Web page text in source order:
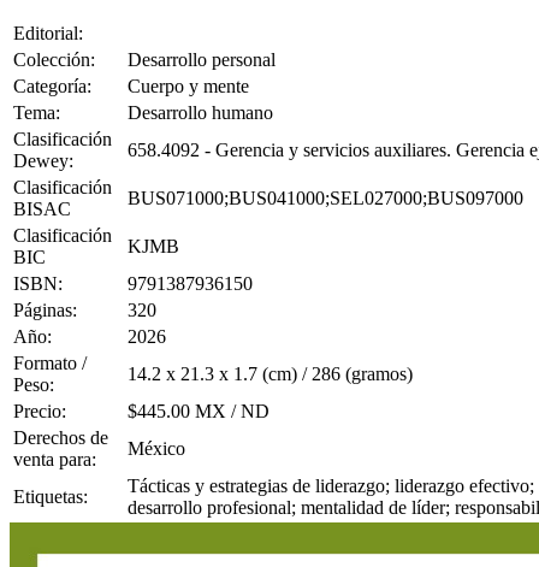
Editorial:
Colección:
Desarrollo personal
Categoría:
Cuerpo y mente
Tema:
Desarrollo humano
Clasificación
Dewey:
658.4092 - Gerencia y servicios auxiliares. Gerencia
Clasificación
BISAC
BUS071000;BUS041000;SEL027000;BUS097000
Clasificación
BIC
KJMB
ISBN:
9791387936150
Páginas:
320
Año:
2026
Formato /
Peso:
14.2 x 21.3 x 1.7 (cm) / 286 (gramos)
Precio:
$445.00 MX / ND
Derechos de
venta para:
México
Etiquetas:
Tácticas y estrategias de liderazgo; liderazgo
desarrollo profesional; mentalidad de líder;